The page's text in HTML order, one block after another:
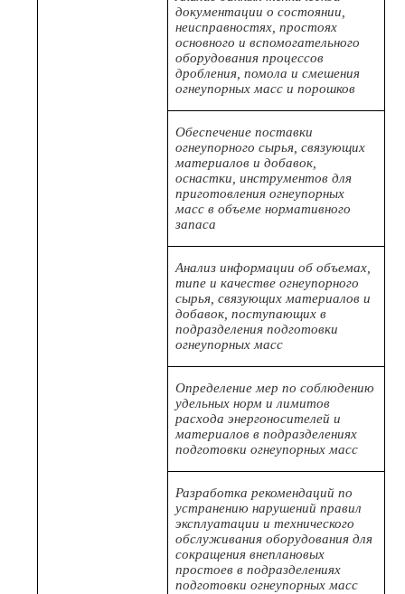
документации о состоянии,
неисправностях, простоях
основного и вспомогательного
оборудования процессов
дробления, помола и смешения
огнеупорных масс и порошков
Обеспечение поставки
огнеупорного сырья, связующих
материалов и добавок,
оснастки, инструментов для
приготовления огнеупорных
масс в объеме нормативного
запаса
Анализ информации об объемах,
типе и качестве огнеупорного
сырья, связующих материалов и
добавок, поступающих в
подразделения подготовки
огнеупорных масс
Определение мер по соблюдению
удельных норм и лимитов
расхода энергоносителей и
материалов в подразделениях
подготовки огнеупорных масс
Разработка рекомендаций по
устранению нарушений правил
эксплуатации и технического
обслуживания оборудования для
сокращения внеплановых
простоев в подразделениях
подготовки огнеупорных масс